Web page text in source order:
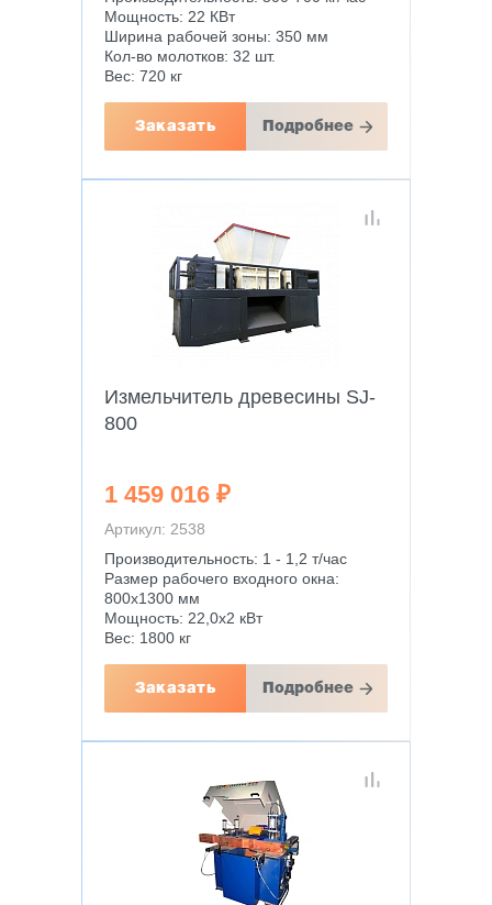
Мощность: 22 КВт
Ширина рабочей зоны: 350 мм
Кол-во молотков: 32 шт.
Вес: 720 кг
Заказать Подробнее
Измельчитель древесины SJ-
800
1 459 016 ₽
Артикул: 2538
Производительность: 1 - 1,2 т/час
Размер рабочего входного окна:
800х1300 мм
Мощность: 22,0х2 кВт
Вес: 1800 кг
Заказать Подробнее